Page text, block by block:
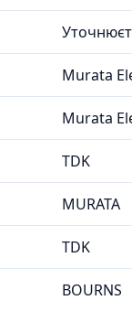
Murata
Murata
TDK
MURATA
TDK
BOURNS